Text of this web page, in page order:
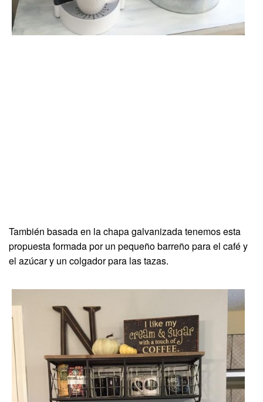
También basada en la chapa galvanizada tenemos esta
propuesta formada por un pequeño barreño para el café y
el azúcar y un colgador para las tazas.